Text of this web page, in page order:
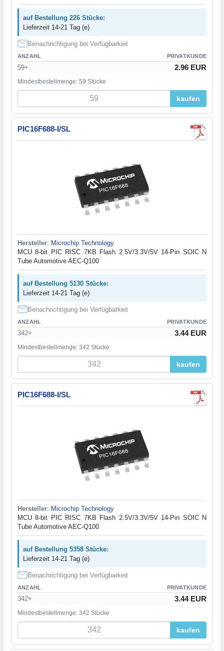
auf Bestellung 226 Stücke:
Lieferzeit 14-21 Tag (e)
Benachrichtigung bei Verfügbarkeit
ANZAHL PRIVATKUNDE
59+ 2.96 EUR
Mindestbestellmenge: 59 Stücke
kaufen
PIC16F688-I/SL
Hersteller: Microchip Technology
MCU 8-bit PIC RISC 7KB Flash 2.5V/3.3V/5V 14-Pin SOIC N
Tube Automotive AEC-Q100
auf Bestellung 5130 Stücke:
Lieferzeit 14-21 Tag (e)
Benachrichtigung bei Verfügbarkeit
ANZAHL PRIVATKUNDE
342+ 3.44 EUR
Mindestbestellmenge: 342 Stücke
kaufen
PIC16F688-I/SL
Hersteller: Microchip Technology
MCU 8-bit PIC RISC 7KB Flash 2.5V/3.3V/5V 14-Pin SOIC N
Tube Automotive AEC-Q100
auf Bestellung 5358 Stücke:
Lieferzeit 14-21 Tag (e)
Benachrichtigung bei Verfügbarkeit
ANZAHL PRIVATKUNDE
342+ 3.44 EUR
Mindestbestellmenge: 342 Stücke
kaufen